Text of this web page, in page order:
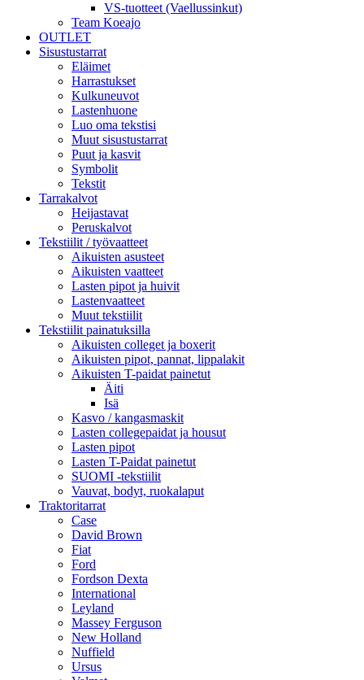
VS-tuotteet (Vaellussinkut)
Team Koeajo
OUTLET
Sisustustarrat
Eläimet
Harrastukset
Kulkuneuvot
Lastenhuone
Luo oma tekstisi
Muut sisustustarrat
Puut ja kasvit
Symbolit
Tekstit
Tarrakalvot
Heijastavat
Peruskalvot
Tekstiilit / työvaatteet
Aikuisten asusteet
Aikuisten vaatteet
Lasten pipot ja huivit
Lastenvaatteet
Muut tekstiilit
Tekstiilit painatuksilla
Aikuisten colleget ja boxerit
Aikuisten pipot, pannat, lippalakit
Aikuisten T-paidat painetut
Äiti
Isä
Kasvo / kangasmaskit
Lasten collegepaidat ja housut
Lasten pipot
Lasten T-Paidat painetut
SUOMI -tekstiilit
Vauvat, bodyt, ruokalaput
Traktoritarrat
Case
David Brown
Fiat
Ford
Fordson Dexta
International
Leyland
Massey Ferguson
New Holland
Nuffield
Ursus